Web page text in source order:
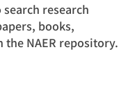
research
books,
NAER repository.